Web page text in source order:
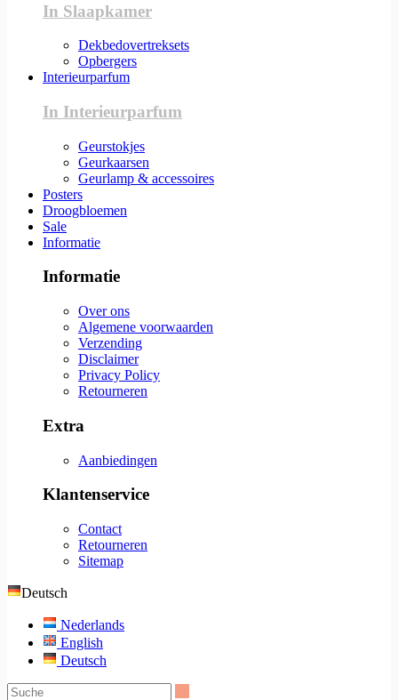
In Slaapkamer
Dekbedovertreksets
Opbergers
Interieurparfum
In Interieurparfum
Geurstokjes
Geurkaarsen
Geurlamp & accessoires
Posters
Droogbloemen
Sale
Informatie
Informatie
Over ons
Algemene voorwaarden
Verzending
Disclaimer
Privacy Policy
Retourneren
Extra
Aanbiedingen
Klantenservice
Contact
Retourneren
Sitemap
Deutsch
Nederlands
English
Deutsch